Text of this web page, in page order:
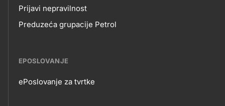
Prijavi nepravilnost
Preduzeća grupacije Petrol
EPOSLOVANJE
ePoslovanje za tvrtke